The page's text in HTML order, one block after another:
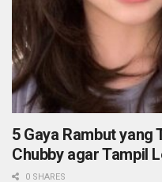
5 Gaya Rambut yang
Chubby agar Tampil
0 SHARES